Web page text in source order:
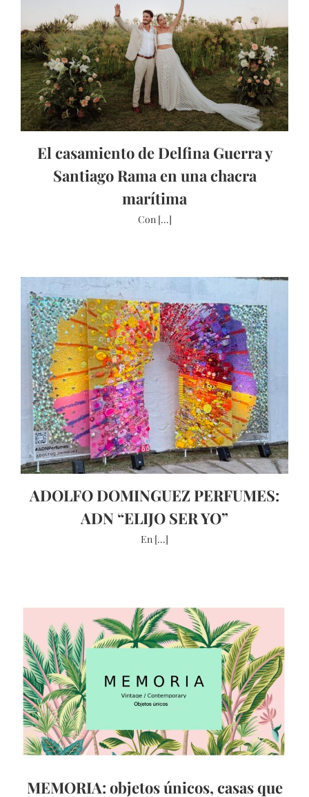
El casamiento de Delfina Guerra y
Santiago Rama en una chacra
marítima
Con [...]
ADOLFO DOMINGUEZ PERFUMES:
ADN “ELIJO SER YO”
En [...]
MEMORIA: objetos únicos, casas que